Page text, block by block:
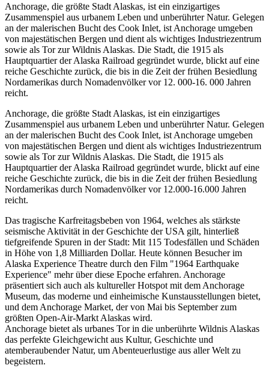
Anchorage, die größte Stadt Alaskas, ist ein einzigartiges
Zusammenspiel aus urbanem Leben und unberührter Natur. Gelegen
an der malerischen Bucht des Cook Inlet, ist Anchorage umgeben
von majestätischen Bergen und dient als wichtiges Industriezentrum
sowie als Tor zur Wildnis Alaskas. Die Stadt, die 1915 als
Hauptquartier der Alaska Railroad gegründet wurde, blickt auf eine
reiche Geschichte zurück, die bis in die Zeit der frühen Besiedlung
Nordamerikas durch Nomadenvölker vor 12. 000-16. 000 Jahren
reicht.
Anchorage, die größte Stadt Alaskas, ist ein einzigartiges
Zusammenspiel aus urbanem Leben und unberührter Natur. Gelegen
an der malerischen Bucht des Cook Inlet, ist Anchorage umgeben
von majestätischen Bergen und dient als wichtiges Industriezentrum
sowie als Tor zur Wildnis Alaskas. Die Stadt, die 1915 als
Hauptquartier der Alaska Railroad gegründet wurde, blickt auf eine
reiche Geschichte zurück, die bis in die Zeit der frühen Besiedlung
Nordamerikas durch Nomadenvölker vor 12.000-16.000 Jahren
reicht.
Das tragische Karfreitagsbeben von 1964, welches als stärkste
seismische Aktivität in der Geschichte der USA gilt, hinterließ
tiefgreifende Spuren in der Stadt: Mit 115 Todesfällen und Schäden
in Höhe von 1,8 Milliarden Dollar. Heute können Besucher im
Alaska Experience Theatre durch den Film "1964 Earthquake
Experience" mehr über diese Epoche erfahren. Anchorage
präsentiert sich auch als kultureller Hotspot mit dem Anchorage
Museum, das moderne und einheimische Kunstausstellungen bietet,
und dem Anchorage Market, der von Mai bis September zum
größten Open-Air-Markt Alaskas wird.
Anchorage bietet als urbanes Tor in die unberührte Wildnis Alaskas
das perfekte Gleichgewicht aus Kultur, Geschichte und
atemberaubender Natur, um Abenteuerlustige aus aller Welt zu
begeistern.